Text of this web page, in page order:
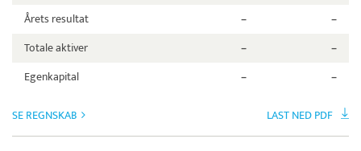
Årets resultat
–
–
Totale aktiver
–
–
Egenkapital
– –
SE REGNSKAB LAST NED PDF